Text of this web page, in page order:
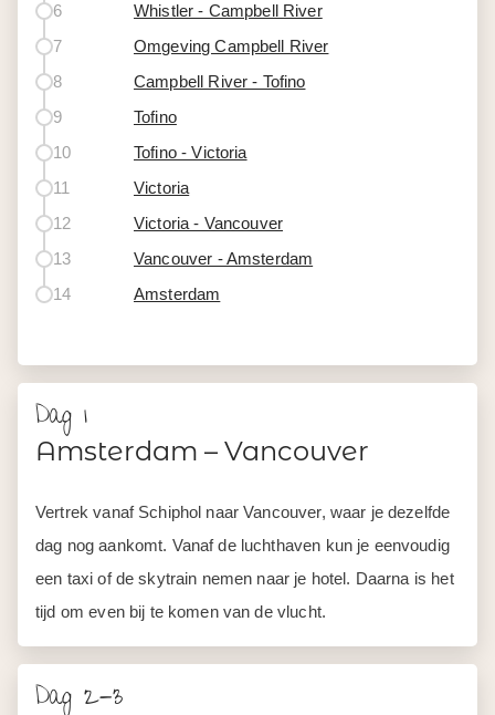
6
Whistler - Campbell River
7
Omgeving Campbell River
8
Campbell River - Tofino
9
Tofino
10
Tofino - Victoria
11
Victoria
12
Victoria - Vancouver
13
Vancouver - Amsterdam
14
Amsterdam
Dag 1
Amsterdam – Vancouver
Vertrek vanaf Schiphol naar Vancouver, waar je dezelfde
dag nog aankomt. Vanaf de luchthaven kun je eenvoudig
een taxi of de skytrain nemen naar je hotel. Daarna is het
tijd om even bij te komen van de vlucht.
Dag 2-3